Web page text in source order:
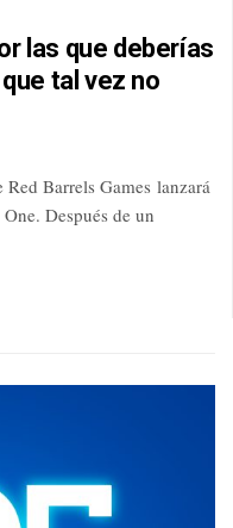
las que deberías
tal vez no
Barrels Games lanzará
Después de un